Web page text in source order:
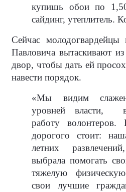
купишь обои по
сайдинг, утеплитель.
Сейчас
Павловича вытаскивают
двор, чтобы дать ей
навести порядок.
«Мы видим
уровней власти,
работу
дорогого стоит:
летних
выбрала помогать
тяжелую
свои лучшие